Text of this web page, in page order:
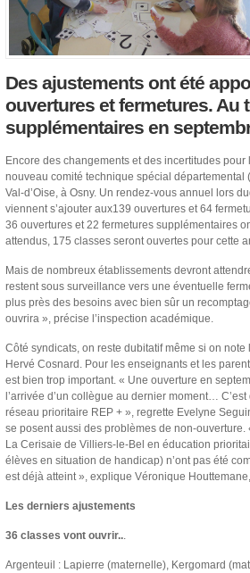
Des ajustements ont été
ouvertures et fermetures. Au
supplémentaires en
Encore des changements et des incertitudes
nouveau comité technique spécial départemental
Val-d’Oise, à Osny. Un rendez-vous annuel lors
viennent s’ajouter aux139 ouvertures et 64
36 ouvertures et 22 fermetures supplémentaires
attendus, 175 classes seront ouvertes pour cette
Mais de nombreux établissements devront
restent sous surveillance vers une éventuelle
plus près des besoins avec bien sûr un
ouvrira », précise l’inspection académique.
Côté syndicats, on reste dubitatif même si on
Hervé Cosnard. Pour les enseignants et les
est bien trop important. « Une ouverture en
l’arrivée d’un collègue au dernier moment…
réseau prioritaire REP + », regrette Evelyne
se posent aussi des problèmes de non-ouverture.
La Cerisaie de Villiers-le-Bel en éducation
élèves en situation de handicap) n’ont pas été
est déjà atteint », explique Véronique
Les derniers ajustements
36 classes vont ouvrir..
Argenteuil : Lapierre (maternelle), Kergomard